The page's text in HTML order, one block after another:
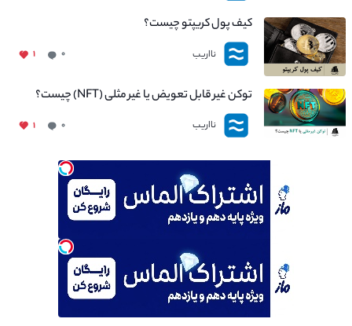
کیف پول کریپتو چیست؟
نااریب ۰ ۱
توکن غیر قابل تعویض یا غیر مثلی (NFT) چیست؟
نااریب ۰ ۱